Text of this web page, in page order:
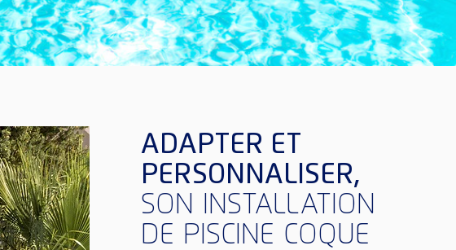
ADAPTER ET
PERSONNALISER,
SON INSTALLATION
DE PISCINE COQUE